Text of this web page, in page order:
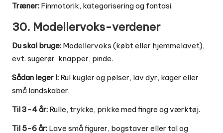
Træner: Finmotorik, kategorisering og fantasi.
30. Modellervoks-verdener
Du skal bruge: Modellervoks (købt eller hjemmelavet),
evt. sugerør, knapper, pinde.
Sådan leger I: Rul kugler og pølser, lav dyr, kager eller
små landskaber.
Til 3-4 år: Rulle, trykke, prikke med fingre og værktøj.
Til 5-6 år: Lave små figurer, bogstaver eller tal og